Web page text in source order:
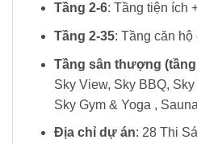
Tầng 2-6: Tầng tiện ích
Tầng 2-35: Tầng căn
Tầng sân thượng (tầng
Sky View, Sky BBQ, Sky
Sky Gym & Yoga ,
Địa chỉ dự án: 28 Thi